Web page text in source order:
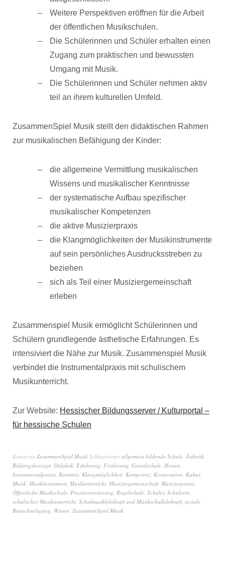
Weitere Perspektiven eröffnen für die Arbeit
der öffentlichen Musikschulen.
Die Schülerinnen und Schüler erhalten einen
Zugang zum praktischen und bewussten
Umgang mit Musik.
Die Schülerinnen und Schüler nehmen aktiv
teil an ihrem kulturellen Umfeld.
ZusammenSpiel Musik stellt den didaktischen Rahmen
zur musikalischen Befähigung der Kinder:
die allgemeine Vermittlung musikalischen
Wissens und musikalischer Kenntnisse
der systematische Aufbau spezifischer
musikalischer Kompetenzen
die aktive Musizierpraxis
die Klangmöglichkeiten der Musikinstrumente
auf sein persönliches Ausdrucksstreben zu
beziehen
sich als Teil einer Musiziergemeinschaft
erleben
Zusammenspiel Musik ermöglicht Schülerinnen und
Schülern grundlegende ästhetische Erfahrungen. Es
intensiviert die Nähe zur Musik. Zusammenspiel Musik
verbindet die Instrumentalpraxis mit schulischem
Musikunterricht.
Zur Website: Hessischer Bildungsserver / Kulturportal –
für hessische Schulen
Kategorie ZusammenSpiel Musik Schlagwörterallgemein bildende Schule, Ästhetik,
Bildungskonzept, Didaktik, Erfahrung, Förderung, Grundschule, Hessen,
Instrumentalpraxis, Kenntnis, Klangmöglichkeit, Kompetenz, Kooperation, Kultur,
Musik, Musikinstrument, Musikunterricht, Musiziergemeinschaft, Musizierpraxis,
Öffentliche Musikschule, Praxisorientierung, Regelschule, Schüler, Schülerin,
schulischer Musikunterricht, Schulmusiklehrkraft und Musikschullehrkraft, soziale
Benachteiligung, Wissen, ZusammenSpiel Musik